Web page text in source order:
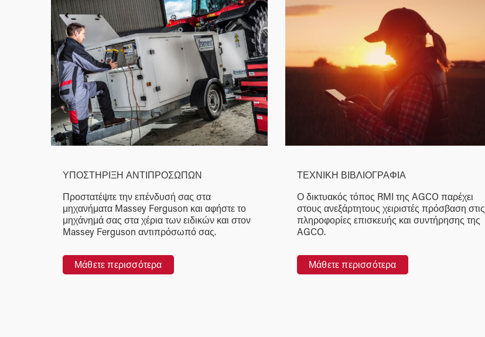
ΥΠΟΣΤΗΡΙΞΗ ΑΝΤΙΠΡΟΣΩΠΩΝ
Προστατέψτε την επένδυσή σας στα
μηχανήματα Massey Ferguson και αφήστε το
μηχάνημά σας στα χέρια των ειδικών και στον
Massey Ferguson αντιπρόσωπό σας.
Μάθετε περισσότερα
ΤΕΧΝΙΚΗ ΒΙΒΛΙΟΓΡΑΦΙΑ
Ο δικτυακός τόπος RMI της AGCO παρέχει
στους ανεξάρτητους χειριστές πρόσβαση στις
πληροφορίες επισκευής και συντήρησης της
AGCO.
Μάθετε περισσότερα